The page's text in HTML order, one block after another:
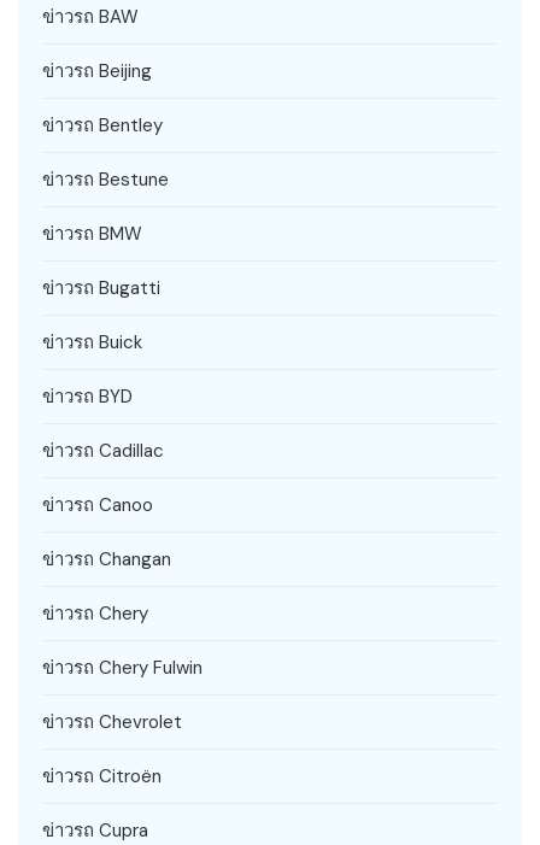
ข่าวรถ BAW
ข่าวรถ Beijing
ข่าวรถ Bentley
ข่าวรถ Bestune
ข่าวรถ BMW
ข่าวรถ Bugatti
ข่าวรถ Buick
ข่าวรถ BYD
ข่าวรถ Cadillac
ข่าวรถ Canoo
ข่าวรถ Changan
ข่าวรถ Chery
ข่าวรถ Chery Fulwin
ข่าวรถ Chevrolet
ข่าวรถ Citroën
ข่าวรถ Cupra